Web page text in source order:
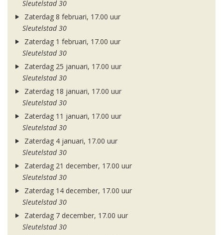
Sleutelstad 30
Zaterdag 8 februari, 17.00 uur
Sleutelstad 30
Zaterdag 1 februari, 17.00 uur
Sleutelstad 30
Zaterdag 25 januari, 17.00 uur
Sleutelstad 30
Zaterdag 18 januari, 17.00 uur
Sleutelstad 30
Zaterdag 11 januari, 17.00 uur
Sleutelstad 30
Zaterdag 4 januari, 17.00 uur
Sleutelstad 30
Zaterdag 21 december, 17.00 uur
Sleutelstad 30
Zaterdag 14 december, 17.00 uur
Sleutelstad 30
Zaterdag 7 december, 17.00 uur
Sleutelstad 30